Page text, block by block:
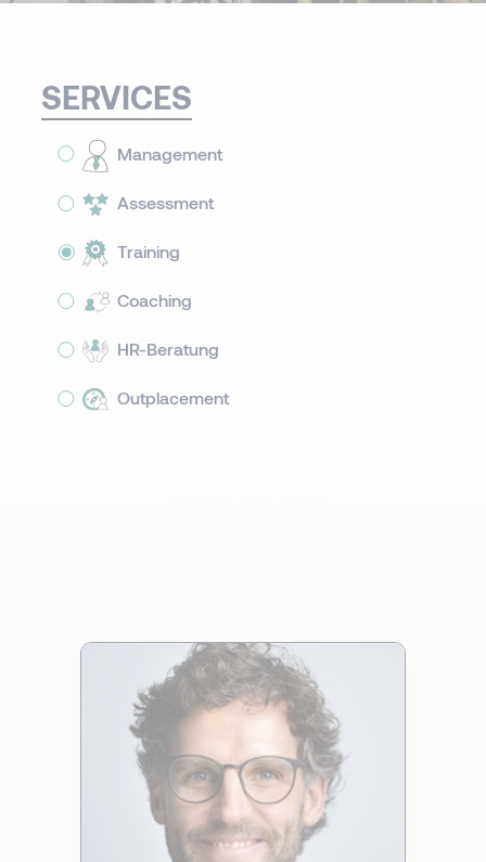
SERVICES
Management
Assessment
Training
Coaching
HR-Beratung
Outplacement